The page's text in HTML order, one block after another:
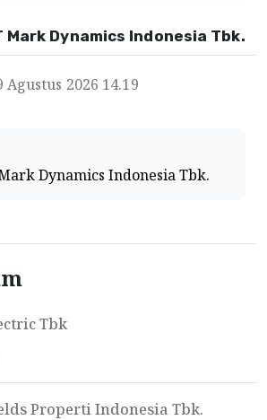
Mark Dynamics Indonesia Tbk.
2026 14.19
Dynamics Indonesia Tbk.
Tbk
Properti Indonesia Tbk.